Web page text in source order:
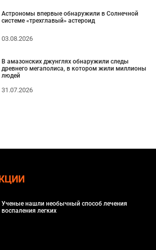
Астрономы впервые обнаружили в Солнечной
системе «трехглавый» астероид
03.08.2026
В амазонских джунглях обнаружили следы
древнего мегаполиса, в котором жили миллионы
людей
31.07.2026
Ученые нашли необычный способ лечения
воспаления легких